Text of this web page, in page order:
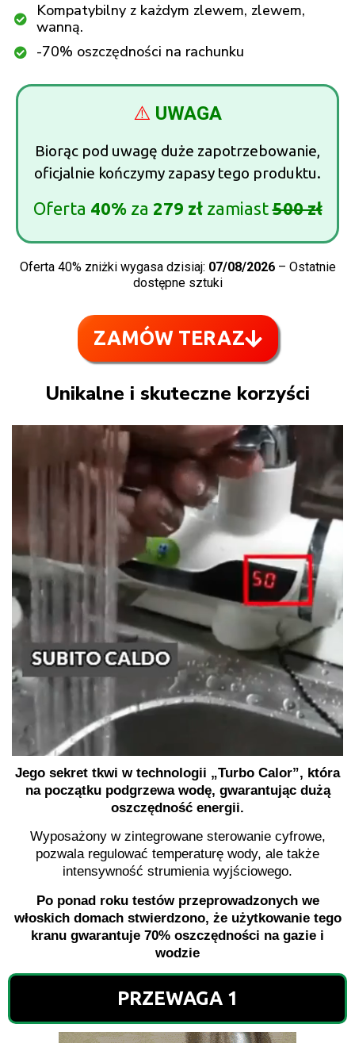
Kompatybilny z każdym zlewem, zlewem,
wanną.
-70% oszczędności na rachunku
⚠️ UWAGA
Biorąc pod uwagę duże zapotrzebowanie,
oficjalnie kończymy zapasy tego produktu.
Oferta 40%za 279 złzamiast500 zł
Oferta 40% zniżki wygasa dzisiaj: 07/08/2026 – Ostatnie
dostępne sztuki
ZAMÓW TERAZ
Unikalne i skuteczne korzyści
Jego sekret tkwi w technologii „Turbo Calor”, która
na początku podgrzewa wodę, gwarantując dużą
oszczędność energii.
Wyposażony w zintegrowane sterowanie cyfrowe,
pozwala regulować temperaturę wody, ale także
intensywność strumienia wyjściowego.
Po ponad roku testów przeprowadzonych we
włoskich domach stwierdzono, że użytkowanie tego
kranu gwarantuje 70% oszczędności na gazie i
wodzie
PRZEWAGA 1